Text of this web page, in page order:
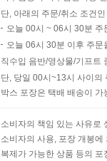
단, 아래의 주문/취소 조건
오늘 00시 ~ 06시 30분
오늘 06시 30분 이후 주
직수입 음반/영상물/기프트
단, 당일 00시~13시 사이의
박스 포장은 택배 배송이
소비자의 책임 있는 사유로
소비자의 사용, 포장 개봉
복제가 가능한 상품 등의